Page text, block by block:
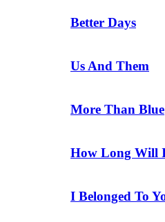
Better Days
Us And Them
More Than Blue
How Long Will
I Belonged To